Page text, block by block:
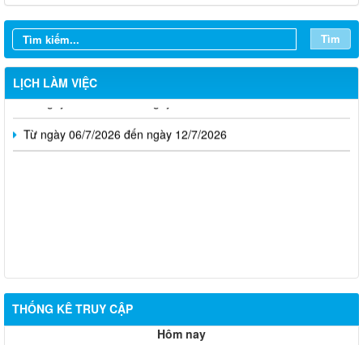
Tìm
LỊCH LÀM VIỆC
Từ ngày 27/7/2026 đến ngày 02/8/2026
Từ ngày 20/7/2026 đến ngày 26/7/2026
Từ ngày 13/7/2026 đến ngày 18/7/2026
Từ ngày 06/7/2026 đến ngày 12/7/2026
THỐNG KÊ TRUY CẬP
Hôm nay
Thông báo về việc tuyển dụng viên chức năm 2026